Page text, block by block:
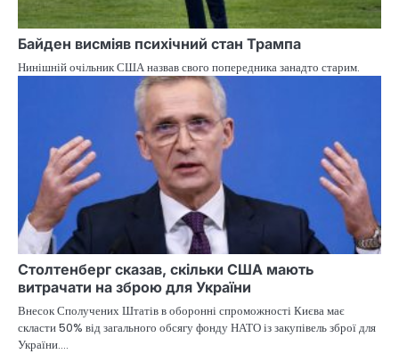
Байден висміяв психічний стан Трампа
Нинішній очільник США назвав свого попередника занадто старим.
Столтенберг сказав, скільки США мають
витрачати на зброю для України
Внесок Сполучених Штатів в оборонні спроможності Києва має
скласти 50% від загального обсягу фонду НАТО із закупівель зброї для
України.…